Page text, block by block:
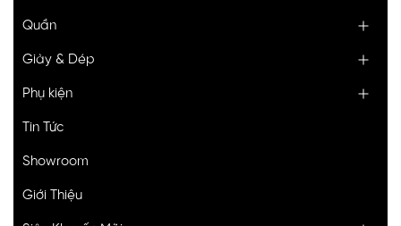
Quần
Giày & Dép
Phụ kiện
Tin Tức
Showroom
Giới Thiệu